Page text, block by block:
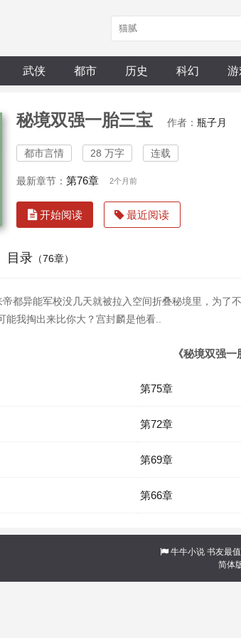
武侠 都市 历史 科幻 游
秘境双强一胎三宝 作者： 瓶子月
都市言情 28 万字 连载
最新章节： 第76章 2个月前
开始阅读 最近阅读
目录 （76章）
都异能军校没几天就被拉入空间折叠秘境里，为了
能我掏出来比你大？宫封麟是他看..
《秘境双强
第75章
第72章
第69章
第66章
牛牛小说 书友最
简体